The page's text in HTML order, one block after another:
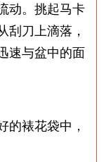
动。挑起马卡
刮刀上滴落，
速与盆中的面
的裱花袋中，